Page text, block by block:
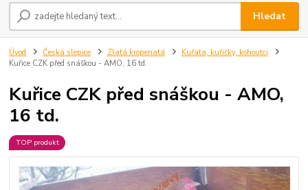
Hledat
Úvod Česká slepice Zlatá kropenatá
Kuřata, kuřičky, kohoutci
Kuřice CZK před snáškou - AMO, 16 td.
Kuřice CZK před snáškou - AMO,
16 td.
TOP produkt